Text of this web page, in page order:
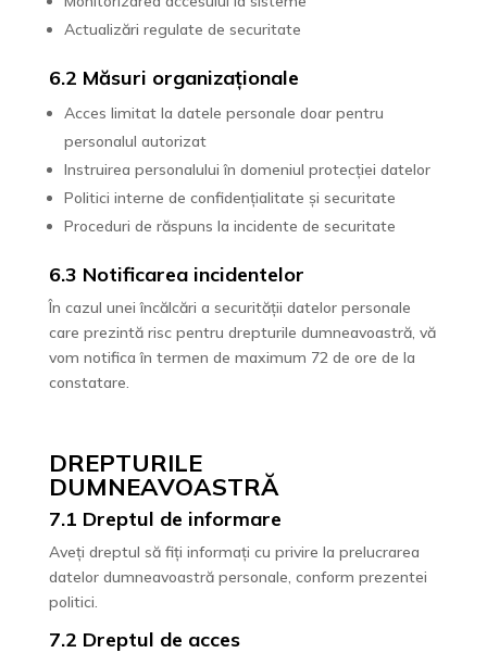
Actualizări regulate de securitate
6.2 Măsuri organizaționale
Acces limitat la datele personale doar pentru
personalul autorizat
Instruirea personalului în domeniul protecției datelor
Politici interne de confidențialitate și securitate
Proceduri de răspuns la incidente de securitate
6.3 Notificarea incidentelor
În cazul unei încălcări a securității datelor personale
care prezintă risc pentru drepturile dumneavoastră, vă
vom notifica în termen de maximum 72 de ore de la
constatare.
DREPTURILE
DUMNEAVOASTRĂ
7.1 Dreptul de informare
Aveți dreptul să fiți informați cu privire la prelucrarea
datelor dumneavoastră personale, conform prezentei
politici.
7.2 Dreptul de acces